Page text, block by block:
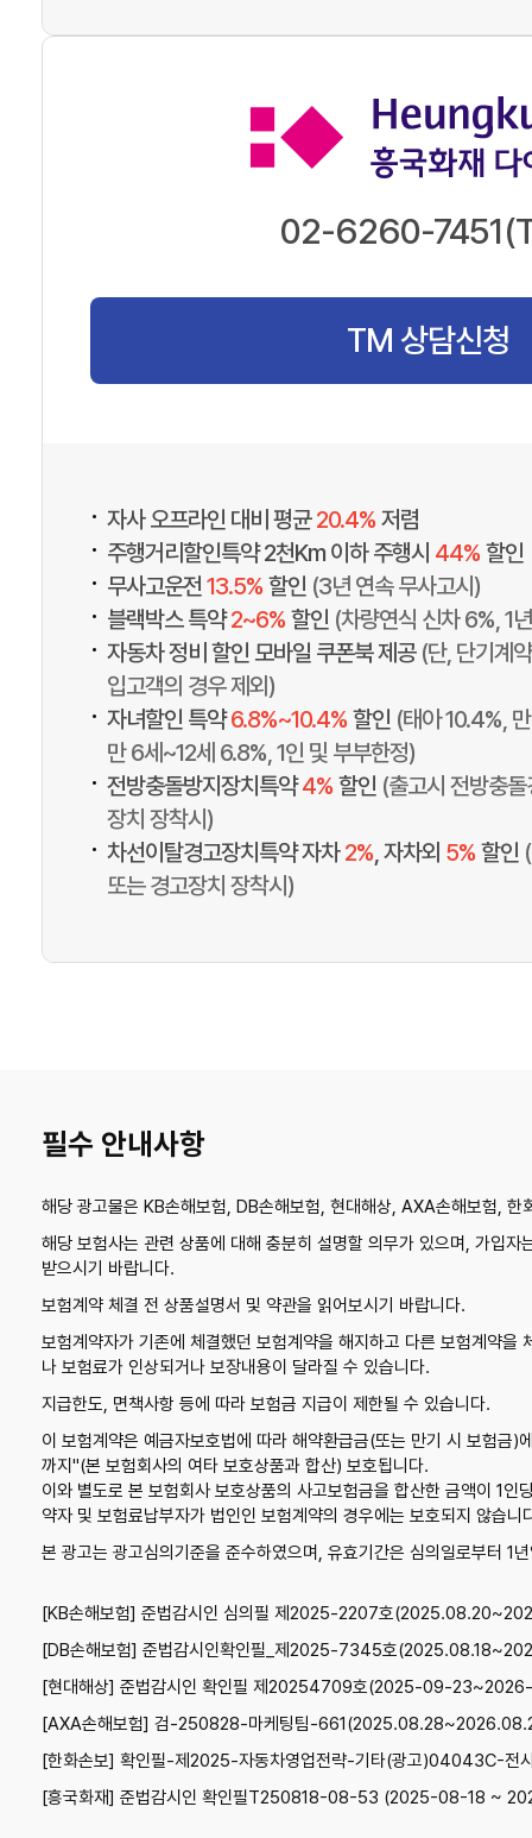
02-6260-
TM 상담신청
• 자사 오프라인 대비 평균20.4% 저렴
• 주행거리할인특약 2천Km 이하 주행시 44% 할인
• 무사고운전 13.5% 할인 (3년 연속 무사고시)
• 블랙박스 특약2~6% 할인 (차량연식 신차 6%, 1
• 자동차 정비 할인 모바일 쿠폰북 제공 (단, 단기계
입고객의 경우 제외)
• 자녀할인 특약6.8%~10.4% 할인 (태아 10.4%,
만 6세~12세 6.8%, 1인 및 부부한정)
• 전방충돌방지장치특약4% 할인 (출고시 전방충
장치 장착시)
• 차선이탈경고장치특약 자차2%, 자차외 5% 할인
또는 경고장치 장착시)
필수 안내사항
해당 광고물은 KB손해보험, DB손해보험, 현대해상, AXA손해보험, 한
해당 보험사는 관련 상품에 대해 충분히 설명할 의무가 있으며, 가입자
받으시기 바랍니다.
보험계약 체결 전 상품설명서 및 약관을 읽어보시기 바랍니다.
보험계약자가 기존에 체결했던 보험계약을 해지하고 다른 보험계약을
나 보험료가 인상되거나 보장내용이 달라질 수 있습니다.
지급한도, 면책사항 등에 따라 보험금 지급이 제한될 수 있습니다.
이 보험계약은 예금자보호법에 따라 해약환급금(또는 만기 시 보험금)
까지"(본 보험회사의 여타 보호상품과 합산) 보호됩니다.
이와 별도로 본 보험회사 보호상품의 사고보험금을 합산한 금액이 1인
약자 및 보험료납부자가 법인인 보험계약의 경우에는 보호되지 않습니
본 광고는 광고심의기준을 준수하였으며, 유효기간은 심의일로부터 1
[KB손해보험] 준법감시인 심의필 제2025-2207호
[DB손해보험] 준법감시인확인필_제2025-7345호
[현대해상] 준법감시인 확인필 제20254709호(2025-09-
[AXA손해보험] 검-250828-마케팅팀-
[한화손보] 확인필-제2025-자동차영업전략-기타(광고)04043C-
[흥국화재] 준법감시인 확인필T250818-08-53 (2025-08-18 ~